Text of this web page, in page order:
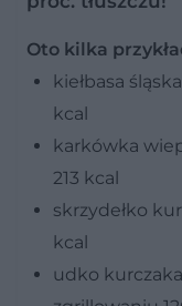
Oto kilka
kiełbasa
kcal
karkówka
213 kcal
skrzydełko
kcal
udko kurczaka